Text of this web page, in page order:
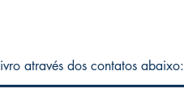
através dos contatos abaixo: